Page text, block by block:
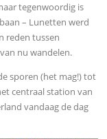
tegenwoordig is
– Lunetten werd
reden tussen
nu wandelen.
sporen (het mag!) tot
centraal station van
vandaag de dag